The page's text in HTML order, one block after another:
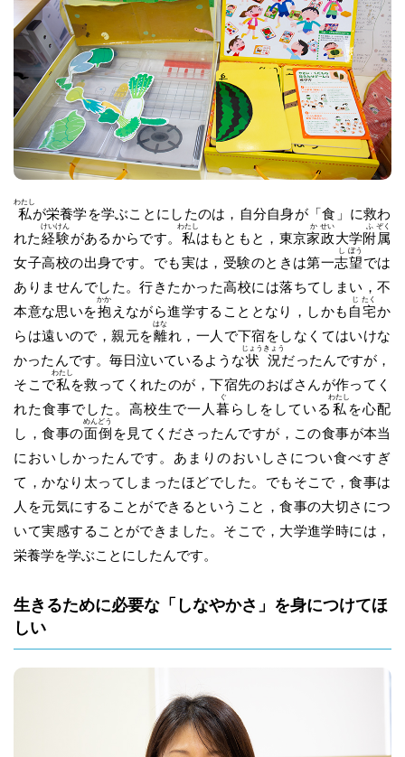
私
わたし
が栄養学を学ぶことにしたのは，自分自身が「食」に救わ
れた経
けい
験
けん
があるからです。 私
わたし
はもともと，東京家
か
政
せい
大学附
ふ
属
ぞく
女子高校の出身です。でも実は，受験のときは第一志
し
望
ぼう
では
ありませんでした。行きたかった高校には落ちてしまい，不
本意な思いを抱
かか
えながら進学することとなり，しかも 自
じ
宅
たく
か
らは遠いので，親元を離
はな
れ，一人で下宿をしなくてはいけな
かったんです。毎日泣いているような状
じょう
況
きょう
だったんですが，
そこで私
わたし
を救ってくれたのが，下宿先のおばさんが作ってく
れた食事でした。高校生で一人暮
ぐ
らしをしている 私
わたし
を心配
し，食事の面
めん
倒
どう
を見てくださったんですが，この食事が本当
においしかったんです。あまりのおいしさについ食べすぎ
て，かなり太ってしまったほどでした。でもそこで，食事は
人を元気にすることができるということ，食事の大切さにつ
いて実感することができました。そこで，大学進学時には，
栄養学を学ぶことにしたんです。
生きるために必要な「しなやかさ」を身につけてほ
しい